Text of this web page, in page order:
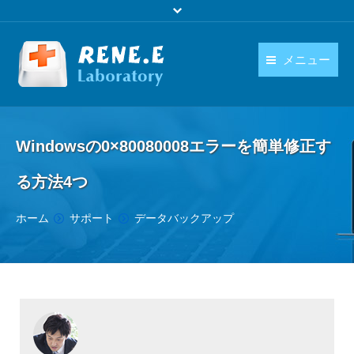
メニュー
ダウンロード
操作ガイド
日本語
language
Windowsの0×80080008エラーを簡単修正す
る方法4つ
You are here:
ホーム サポート データバックアップ